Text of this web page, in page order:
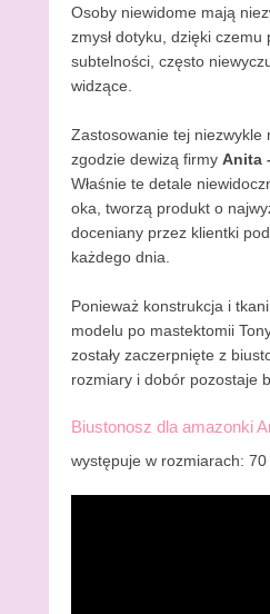
Osoby niewidome mają
zmysł dotyku, dzięki czemu
subtelności, często
widzące.
Zastosowanie tej niezwykle
zgodzie dewizą firmy Anita
Właśnie te detale
oka, tworzą produkt o
doceniany przez klientki
każdego dnia.
Ponieważ konstrukcja i
modelu po mastektomii
zostały zaczerpnięte z
rozmiary i dobór pozostaje
Biustonosz dla amazonki
występuje w rozmiarach: